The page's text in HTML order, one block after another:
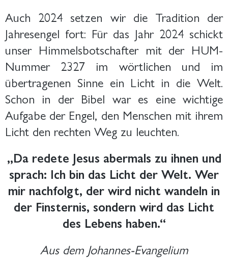
Auch 2024 setzen wir die Tradition der
Jahresengel fort: Für das Jahr 2024 schickt
unser Himmelsbotschafter mit der HUM-
Nummer 2327 im wörtlichen und im
übertragenen Sinne ein Licht in die Welt.
Schon in der Bibel war es eine wichtige
Aufgabe der Engel, den Menschen mit ihrem
Licht den rechten Weg zu leuchten.
„Da redete Jesus abermals zu ihnen und
sprach: Ich bin das Licht der Welt. Wer
mir nachfolgt, der wird nicht wandeln in
der Finsternis, sondern wird das Licht
des Lebens haben.“
Aus dem Johannes-Evangelium